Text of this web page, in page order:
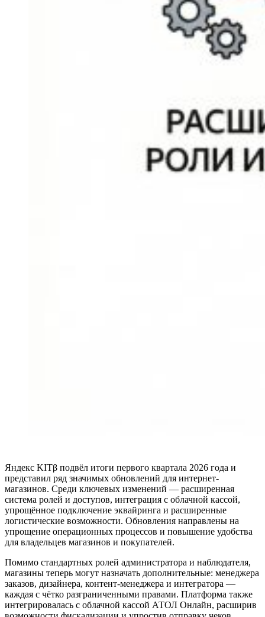
Яндекс KITβ подвёл итоги первого квартала 2026 года и
представил ряд значимых обновлений для интернет-
магазинов. Среди ключевых изменений — расширенная
система ролей и доступов, интеграция с облачной кассой,
упрощённое подключение эквайринга и расширенные
логистические возможности. Обновления направлены на
упрощение операционных процессов и повышение удобства
для владельцев магазинов и покупателей.
Помимо стандартных ролей администратора и наблюдателя,
магазины теперь могут назначать дополнительные: менеджера
заказов, дизайнера, контент-менеджера и интегратора —
каждая с чётко разграниченными правами. Платформа также
интегрировалась с облачной кассой АТОЛ Онлайн, расширив